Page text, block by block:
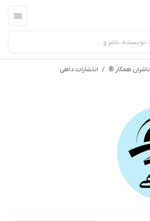
ناشران همکار ®️ / انتشارات داهی